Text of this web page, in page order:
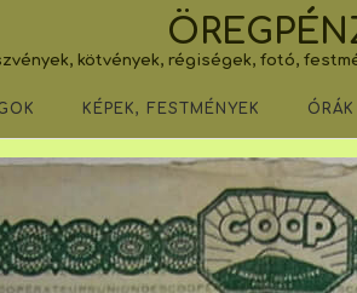
kötvények, régiségek, fotó,
KÉPEK, FESTMÉNYEK ÓRÁK